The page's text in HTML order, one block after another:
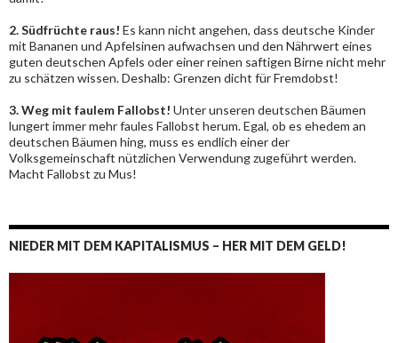
2. Südfrüchte raus! Es kann nicht angehen, dass deutsche Kinder
mit Bananen und Apfelsinen aufwachsen und den Nährwert eines
guten deutschen Apfels oder einer reinen saftigen Birne nicht mehr
zu schätzen wissen. Deshalb: Grenzen dicht für Fremdobst!
3. Weg mit faulem Fallobst! Unter unseren deutschen Bäumen
lungert immer mehr faules Fallobst herum. Egal, ob es ehedem an
deutschen Bäumen hing, muss es endlich einer der
Volksgemeinschaft nützlichen Verwendung zugeführt werden.
Macht Fallobst zu Mus!
NIEDER MIT DEM KAPITALISMUS – HER MIT DEM GELD!